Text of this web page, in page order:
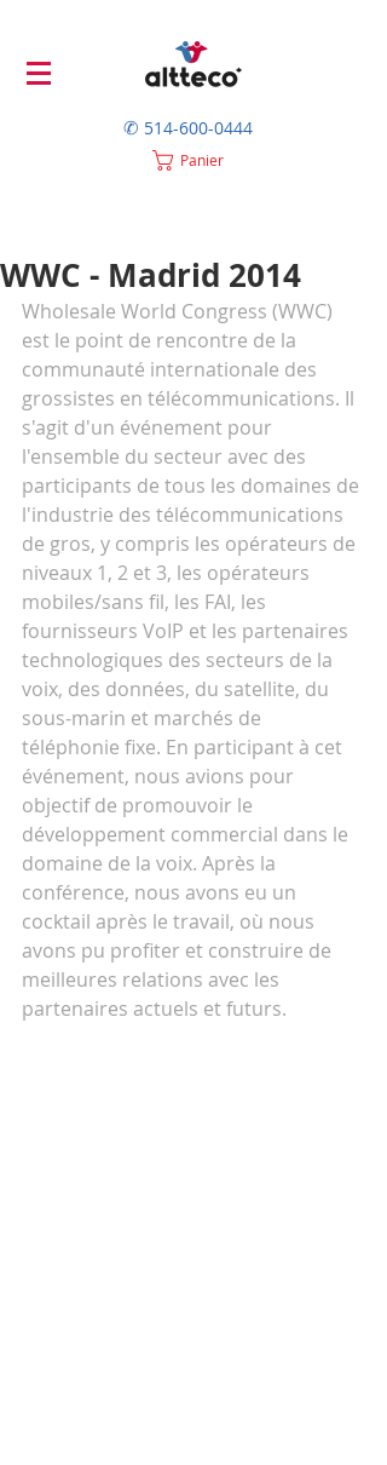
✆ 514-600-0444
Panier
WWC - Madrid 2014
Wholesale World Congress (WWC)
est le point de rencontre de la
communauté internationale des
grossistes en télécommunications. Il
s'agit d'un événement pour
l'ensemble du secteur avec des
participants de tous les domaines de
l'industrie des télécommunications
de gros, y compris les opérateurs de
niveaux 1, 2 et 3, les opérateurs
mobiles/sans fil, les FAI, les
fournisseurs VoIP et les partenaires
technologiques des secteurs de la
voix, des données, du satellite, du
sous-marin et marchés de
téléphonie fixe. En participant à cet
événement, nous avions pour
objectif de promouvoir le
développement commercial dans le
domaine de la voix. Après la
conférence, nous avons eu un
cocktail après le travail, où nous
avons pu profiter et construire de
meilleures relations avec les
partenaires actuels et futurs.